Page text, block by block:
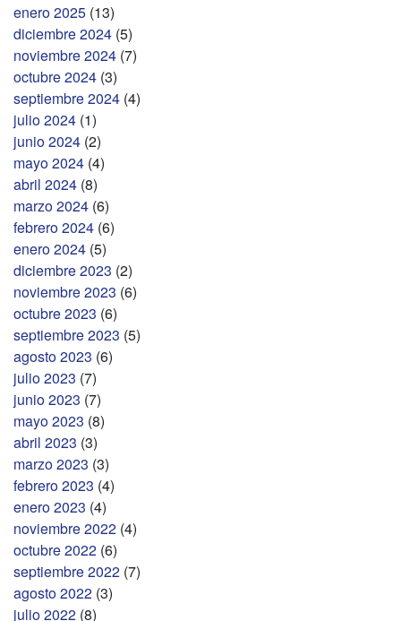
enero 2025 (13)
diciembre 2024 (5)
noviembre 2024 (7)
octubre 2024 (3)
septiembre 2024 (4)
julio 2024 (1)
junio 2024 (2)
mayo 2024 (4)
abril 2024 (8)
marzo 2024 (6)
febrero 2024 (6)
enero 2024 (5)
diciembre 2023 (2)
noviembre 2023 (6)
octubre 2023 (6)
septiembre 2023 (5)
agosto 2023 (6)
julio 2023 (7)
junio 2023 (7)
mayo 2023 (8)
abril 2023 (3)
marzo 2023 (3)
febrero 2023 (4)
enero 2023 (4)
noviembre 2022 (4)
octubre 2022 (6)
septiembre 2022 (7)
agosto 2022 (3)
julio 2022 (8)